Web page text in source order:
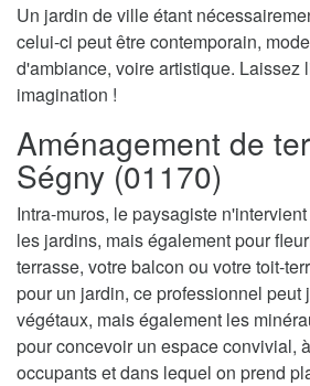
Un jardin de ville étant
celui-ci peut être contemporain,
d'ambiance, voire artistique. Laissez
imagination !
Aménagement de
Ségny (01170)
Intra-muros, le paysagiste
les jardins, mais également pour
terrasse, votre balcon ou votre toit-
pour un jardin, ce professionnel peut
végétaux, mais également les
pour concevoir un espace convivial,
occupants et dans lequel on prend